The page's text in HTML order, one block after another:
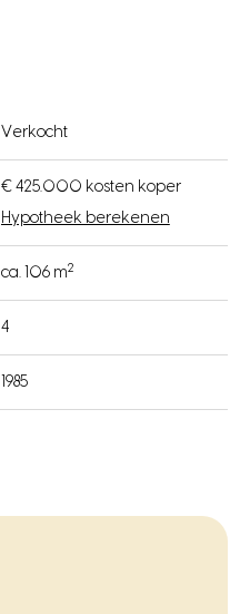
Verkocht
€ 425.000 kosten koper
Hypotheek berekenen
ca. 106 m2
4
1985